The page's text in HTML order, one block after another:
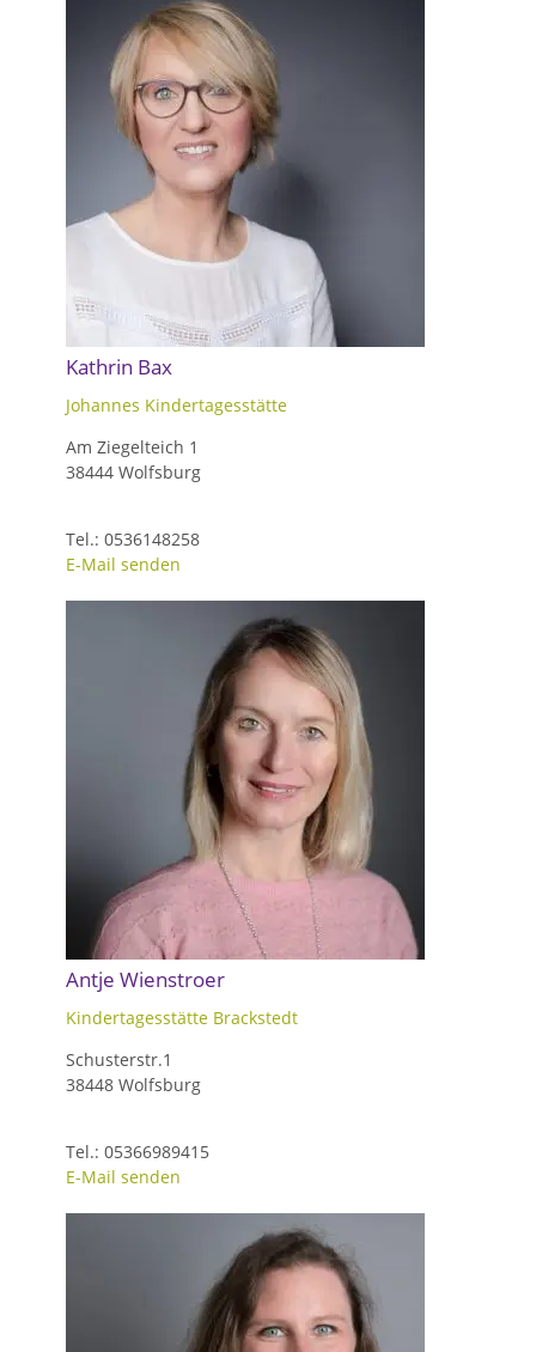
Kathrin Bax
Johannes Kindertagesstätte
Am Ziegelteich 1
38444 Wolfsburg
Tel.: 0536148258
E-Mail senden
Antje Wienstroer
Kindertagesstätte Brackstedt
Schusterstr.1
38448 Wolfsburg
Tel.: 05366989415
E-Mail senden